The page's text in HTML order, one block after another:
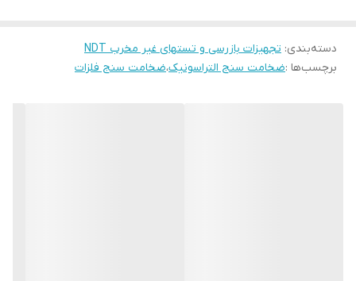
2.Bluetooth data output
3. 6Mφ6mm thin Material probe:
دسته‌بندی: تجهیزات بازرسی و تستهای غیر مخرب NDT
برچسب‌ها :ضخامت سنج التراسونیک،ضخامت سنج فلزات